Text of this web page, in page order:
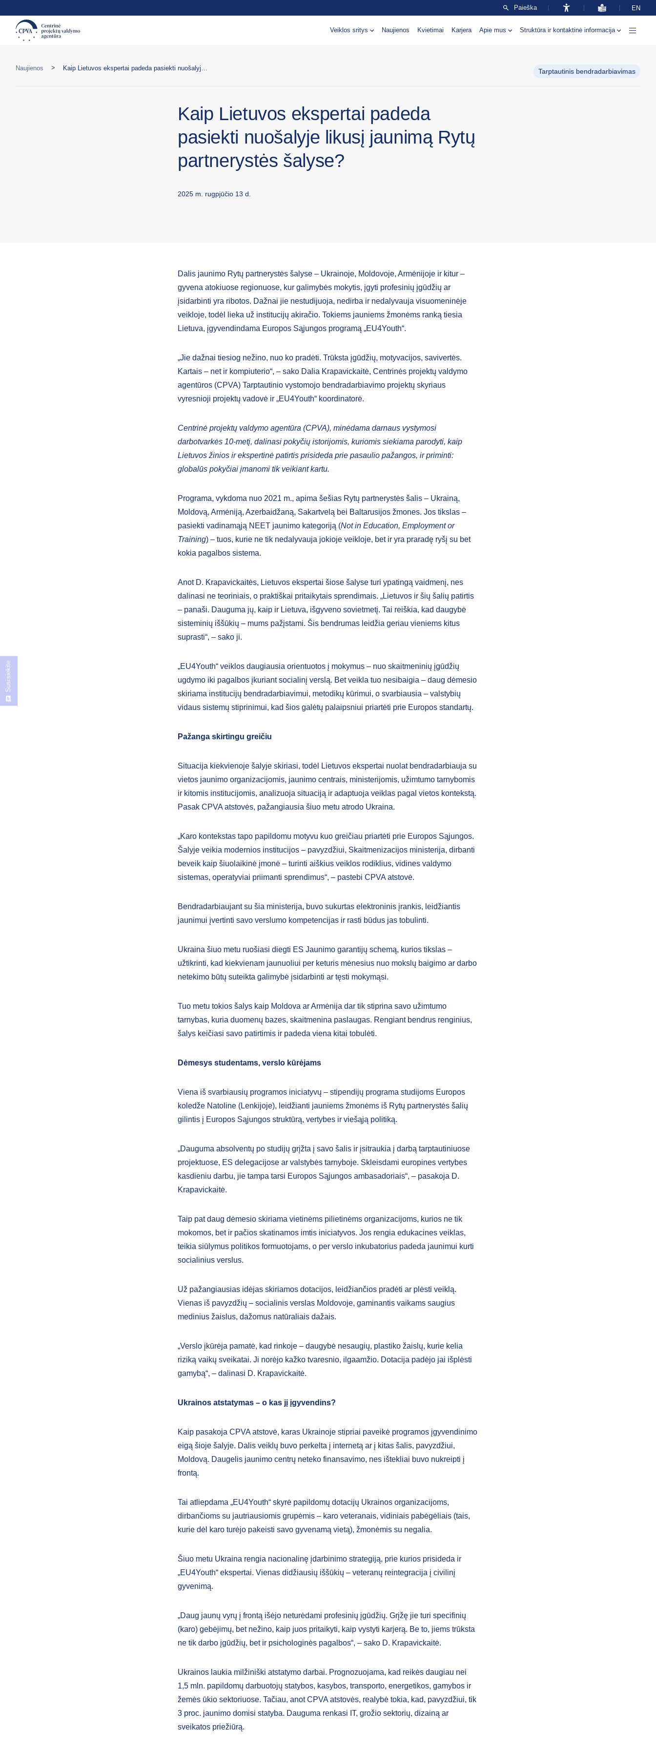
Paieška EN
Veiklos sritys Naujienos Kvietimai Karjera Apie mus Struktūra ir kontaktinė informacija
Naujienos > Tarptautinis bendradarbiavimas
Kaip Lietuvos ekspertai padeda
pasiekti nuošalyje likusį jaunimą Rytų
partnerystės šalyse?
2025 m. rugpjūčio 13 d.
Dalis jaunimo Rytų partnerystės šalyse – Ukrainoje, Moldovoje, Armėnijoje ir kitur –
gyvena atokiuose regionuose, kur galimybės mokytis, įgyti profesinių įgūdžių ar
įsidarbinti yra ribotos. Dažnai jie nestudijuoja, nedirba ir nedalyvauja visuomeninėje
veikloje, todėl lieka už institucijų akiračio. Tokiems jauniems žmonėms ranką tiesia
Lietuva, įgyvendindama Europos Sąjungos programą „EU4Youth“.
„Jie dažnai tiesiog nežino, nuo ko pradėti. Trūksta įgūdžių, motyvacijos, savivertės.
Kartais – net ir kompiuterio“, – sako Dalia Krapavickaitė, Centrinės projektų valdymo
agentūros (CPVA) Tarptautinio vystomojo bendradarbiavimo projektų skyriaus
vyresnioji projektų vadovė ir „EU4Youth“ koordinatorė.
Centrinė projektų valdymo agentūra (CPVA), minėdama darnaus vystymosi
darbotvarkės 10-metį, dalinasi pokyčių istorijomis, kuriomis siekiama parodyti, kaip
Lietuvos žinios ir ekspertinė patirtis prisideda prie pasaulio pažangos, ir priminti:
globalūs pokyčiai įmanomi tik veikiant kartu.
Programa, vykdoma nuo 2021 m., apima šešias Rytų partnerystės šalis – Ukrainą,
Moldovą, Armėniją, Azerbaidžaną, Sakartvelą bei Baltarusijos žmones. Jos tikslas –
pasiekti vadinamąją NEET jaunimo kategoriją (Not in Education, Employment or
Training) – tuos, kurie ne tik nedalyvauja jokioje veikloje, bet ir yra praradę ryšį su bet
kokia pagalbos sistema.
Anot D. Krapavickaitės, Lietuvos ekspertai šiose šalyse turi ypatingą vaidmenį, nes
dalinasi ne teoriniais, o praktiškai pritaikytais sprendimais. „Lietuvos ir šių šalių patirtis
– panaši. Dauguma jų, kaip ir Lietuva, išgyveno sovietmetį. Tai reiškia, kad daugybė
sisteminių iššūkių – mums pažįstami. Šis bendrumas leidžia geriau vieniems kitus
suprasti“, – sako ji.
„EU4Youth“ veiklos daugiausia orientuotos į mokymus – nuo skaitmeninių įgūdžių
ugdymo iki pagalbos įkuriant socialinį verslą. Bet veikla tuo nesibaigia – daug dėmesio
skiriama institucijų bendradarbiavimui, metodikų kūrimui, o svarbiausia – valstybių
vidaus sistemų stiprinimui, kad šios galėtų palaipsniui priartėti prie Europos standartų.
Pažanga skirtingu greičiu
Situacija kiekvienoje šalyje skiriasi, todėl Lietuvos ekspertai nuolat bendradarbiauja su
vietos jaunimo organizacijomis, jaunimo centrais, ministerijomis, užimtumo tarnybomis
ir kitomis institucijomis, analizuoja situaciją ir adaptuoja veiklas pagal vietos kontekstą.
Pasak CPVA atstovės, pažangiausia šiuo metu atrodo Ukraina.
„Karo kontekstas tapo papildomu motyvu kuo greičiau priartėti prie Europos Sąjungos.
Šalyje veikia modernios institucijos – pavyzdžiui, Skaitmenizacijos ministerija, dirbanti
beveik kaip šiuolaikinė įmonė – turinti aiškius veiklos rodiklius, vidines valdymo
sistemas, operatyviai priimanti sprendimus“, – pastebi CPVA atstovė.
Bendradarbiaujant su šia ministerija, buvo sukurtas elektroninis įrankis, leidžiantis
jaunimui įvertinti savo verslumo kompetencijas ir rasti būdus jas tobulinti.
Ukraina šiuo metu ruošiasi diegti ES Jaunimo garantijų schemą, kurios tikslas –
užtikrinti, kad kiekvienam jaunuoliui per keturis mėnesius nuo mokslų baigimo ar darbo
netekimo būtų suteikta galimybė įsidarbinti ar tęsti mokymąsi.
Tuo metu tokios šalys kaip Moldova ar Armėnija dar tik stiprina savo užimtumo
tarnybas, kuria duomenų bazes, skaitmenina paslaugas. Rengiant bendrus renginius,
šalys keičiasi savo patirtimis ir padeda viena kitai tobulėti.
Dėmesys studentams, verslo kūrėjams
Viena iš svarbiausių programos iniciatyvų – stipendijų programa studijoms Europos
koledže Natoline (Lenkijoje), leidžianti jauniems žmonėms iš Rytų partnerystės šalių
gilintis į Europos Sąjungos struktūrą, vertybes ir viešąją politiką.
„Dauguma absolventų po studijų grįžta į savo šalis ir įsitraukia į darbą tarptautiniuose
projektuose, ES delegacijose ar valstybės tarnyboje. Skleisdami europines vertybes
kasdieniu darbu, jie tampa tarsi Europos Sąjungos ambasadoriais“, – pasakoja D.
Krapavickaitė.
Taip pat daug dėmesio skiriama vietinėms pilietinėms organizacijoms, kurios ne tik
mokomos, bet ir pačios skatinamos imtis iniciatyvos. Jos rengia edukacines veiklas,
teikia siūlymus politikos formuotojams, o per verslo inkubatorius padeda jaunimui kurti
socialinius verslus.
Už pažangiausias idėjas skiriamos dotacijos, leidžiančios pradėti ar plėsti veiklą.
Vienas iš pavyzdžių – socialinis verslas Moldovoje, gaminantis vaikams saugius
medinius žaislus, dažomus natūraliais dažais.
„Verslo įkūrėja pamatė, kad rinkoje – daugybė nesaugių, plastiko žaislų, kurie kelia
riziką vaikų sveikatai. Ji norėjo kažko tvaresnio, ilgaamžio. Dotacija padėjo jai išplėsti
gamybą“, – dalinasi D. Krapavickaitė.
Ukrainos atstatymas – o kas jį įgyvendins?
Kaip pasakoja CPVA atstovė, karas Ukrainoje stipriai paveikė programos įgyvendinimo
eigą šioje šalyje. Dalis veiklų buvo perkelta į internetą ar į kitas šalis, pavyzdžiui,
Moldovą. Daugelis jaunimo centrų neteko finansavimo, nes ištekliai buvo nukreipti į
frontą.
Tai atliepdama „EU4Youth“ skyrė papildomų dotacijų Ukrainos organizacijoms,
dirbančioms su jautriausiomis grupėmis – karo veteranais, vidiniais pabėgėliais (tais,
kurie dėl karo turėjo pakeisti savo gyvenamą vietą), žmonėmis su negalia.
Šiuo metu Ukraina rengia nacionalinę įdarbinimo strategiją, prie kurios prisideda ir
„EU4Youth“ ekspertai. Vienas didžiausių iššūkių – veteranų reintegracija į civilinį
gyvenimą.
„Daug jaunų vyrų į frontą išėjo neturėdami profesinių įgūdžių. Grįžę jie turi specifinių
(karo) gebėjimų, bet nežino, kaip juos pritaikyti, kaip vystyti karjerą. Be to, jiems trūksta
ne tik darbo įgūdžių, bet ir psichologinės pagalbos“, – sako D. Krapavickaitė.
Ukrainos laukia milžiniški atstatymo darbai. Prognozuojama, kad reikės daugiau nei
1,5 mln. papildomų darbuotojų statybos, kasybos, transporto, energetikos, gamybos ir
žemės ūkio sektoriuose. Tačiau, anot CPVA atstovės, realybė tokia, kad, pavyzdžiui, tik
3 proc. jaunimo domisi statyba. Dauguma renkasi IT, grožio sektorių, dizainą ar
sveikatos priežiūrą.
Susisiekite